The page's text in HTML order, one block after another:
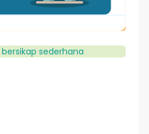
sederhana